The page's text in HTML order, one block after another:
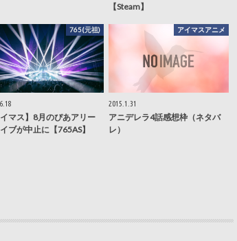
【Steam】
765(元祖)
イマス】8月のぴあアリー
ブが中止に【765AS】
アイマスアニメ
2015.1.31
アニデレラ4話感想枠（ネタバ
レ）